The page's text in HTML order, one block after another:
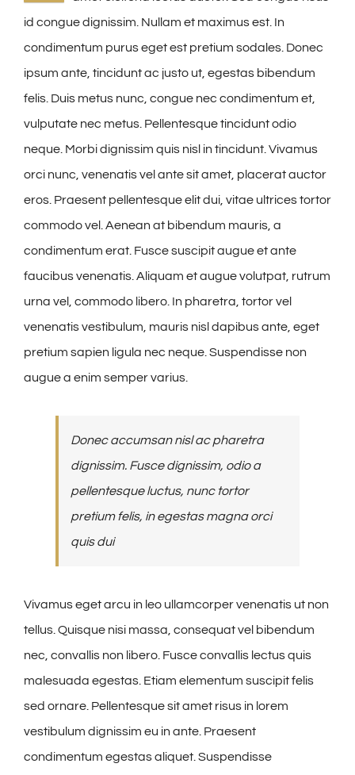
id congue dignissim. Nullam et maximus est. In
condimentum purus eget est pretium sodales. Donec
ipsum ante, tincidunt ac justo ut, egestas bibendum
felis. Duis metus nunc, congue nec condimentum et,
vulputate nec metus. Pellentesque tincidunt odio
neque. Morbi dignissim quis nisl in tincidunt. Vivamus
orci nunc, venenatis vel ante sit amet, placerat auctor
eros. Praesent pellentesque elit dui, vitae ultrices tortor
commodo vel. Aenean at bibendum mauris, a
condimentum erat. Fusce suscipit augue et ante
faucibus venenatis. Aliquam et augue volutpat, rutrum
urna vel, commodo libero. In pharetra, tortor vel
venenatis vestibulum, mauris nisl dapibus ante, eget
pretium sapien ligula nec neque. Suspendisse non
augue a enim semper varius.
Donec accumsan nisl ac pharetra
dignissim. Fusce dignissim, odio a
pellentesque luctus, nunc tortor
pretium felis, in egestas magna orci
quis dui
Vivamus eget arcu in leo ullamcorper venenatis ut non
tellus. Quisque nisi massa, consequat vel bibendum
nec, convallis non libero. Fusce convallis lectus quis
malesuada egestas. Etiam elementum suscipit felis
sed ornare. Pellentesque sit amet risus in lorem
vestibulum dignissim eu in ante. Praesent
condimentum egestas aliquet. Suspendisse